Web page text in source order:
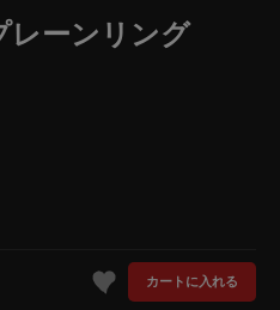
レーンリング
カートに入れる